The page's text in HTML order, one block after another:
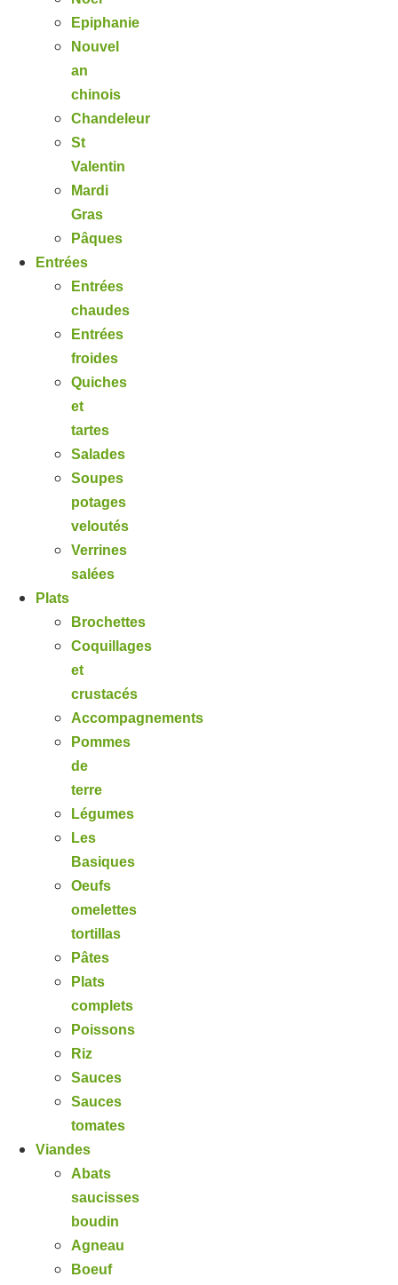
Epiphanie
Nouvel
an
chinois
Chandeleur
St
Valentin
Mardi
Gras
Pâques
Entrées
Entrées
chaudes
Entrées
froides
Quiches
et
tartes
Salades
Soupes
potages
veloutés
Verrines
salées
Plats
Brochettes
Coquillages
et
crustacés
Accompagnements
Pommes
de
terre
Légumes
Les
Basiques
Oeufs
omelettes
tortillas
Pâtes
Plats
complets
Poissons
Riz
Sauces
Sauces
tomates
Viandes
Abats
saucisses
boudin
Agneau
Boeuf